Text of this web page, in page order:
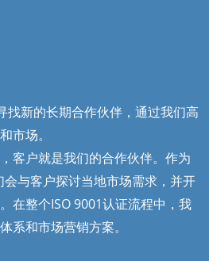
新的长期合作伙伴，通过我们高
市场。
客户就是我们的合作伙伴。作为
与客户探讨当地市场需求，并开
在整个ISO 9001认证流程中，我
系和市场营销方案。